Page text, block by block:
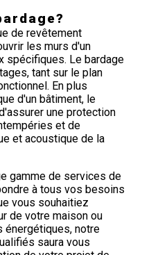
de revêtement
les murs d'un
spécifiques. Le bardage
tant sur le plan
En plus
d'un bâtiment, le
une protection
et de
et acoustique de la
gamme de services de
à tous vos besoins
vous souhaitiez
de votre maison ou
énergétiques, notre
saura vous